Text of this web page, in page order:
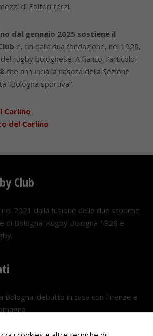
di Editori terzi.
dal gennaio 2025 sostiene il
e, fin dalla sua fondazione, nel 1928,
rugby bolognese. A fianco, l’articolo
che annuncia la nascita della Sezione
“Bologna sportiva”.
Carlino
del Carlino
Club
nel 2021 dalla fusione delle due storiche
di Bologna: Rugby Bologna 1928 e
Bologna: debutto in casa con Firenze e